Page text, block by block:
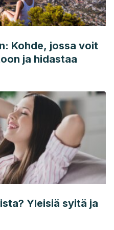
de la relación del
en aneurismas
riesgo de ruptura usando
basado en datos
& Tejo, I. L. (2020). Uso de
acné nódulo-quístico en el
52(3), 1-15.
“Declaración de posición
en acné común.”Revista
del Seguro Social49.3
“Cambios séricos de
pacientes tratados con
Kohde, jossa voit
ja hidastaa
Yleisiä syitä ja